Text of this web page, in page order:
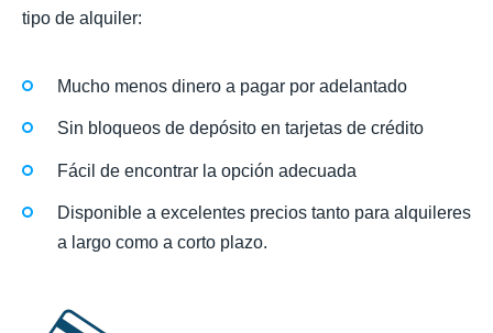
tipo de alquiler:
Mucho menos dinero a pagar por adelantado
Sin bloqueos de depósito en tarjetas de crédito
Fácil de encontrar la opción adecuada
Disponible a excelentes precios tanto para alquileres
a largo como a corto plazo.